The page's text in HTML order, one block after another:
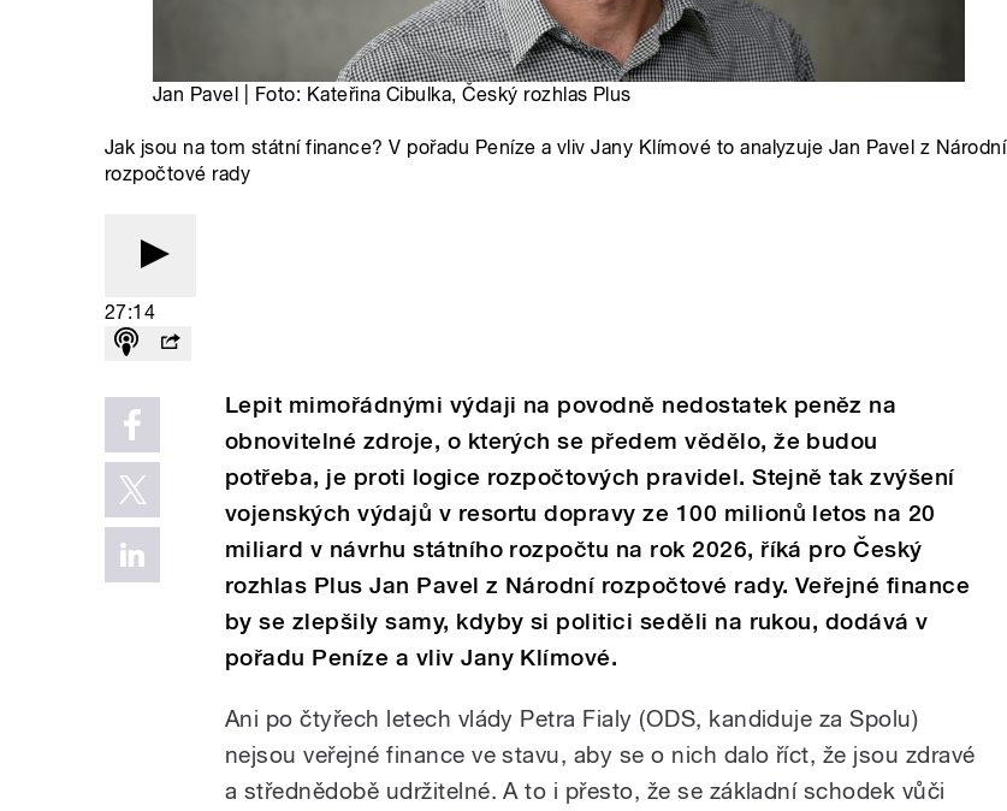
Jan Pavel | Foto: Kateřina Cibulka, Český rozhlas Plus
Jak jsou na tom státní finance? V pořadu Peníze a vliv Jany Klímové to analyzuje Jan Pavel z Národní
rozpočtové rady
27:14
Lepit mimořádnými výdaji na povodně nedostatek peněz na
obnovitelné zdroje, o kterých se předem vědělo, že budou
potřeba, je proti logice rozpočtových pravidel. Stejně tak zvýšení
vojenských výdajů v resortu dopravy ze 100 milionů letos na 20
miliard v návrhu státního rozpočtu na rok 2026, říká pro Český
rozhlas Plus Jan Pavel z Národní rozpočtové rady. Veřejné finance
by se zlepšily samy, kdyby si politici seděli na rukou, dodává v
pořadu Peníze a vliv Jany Klímové.
Ani po čtyřech letech vlády Petra Fialy (ODS, kandiduje za Spolu)
nejsou veřejné finance ve stavu, aby se o nich dalo říct, že jsou zdravé
a střednědobě udržitelné. A to i přesto, že se základní schodek vůči